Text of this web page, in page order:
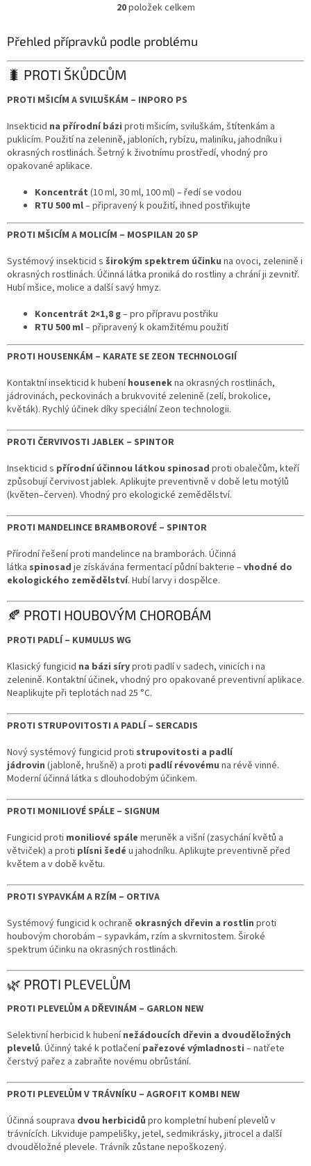
O
l
d
c
í
p
r
v
k
v
ý
p
i
s
20položek celkem
Přehled přípravků podle problému
🐛 PROTI ŠKŮDCŮM
PROTI MŠICÍM A SVILUŠKÁM – INPORO PS
Insekticid na přírodní bázi proti mšicím, sviluškám, štítenkám a
puklicím. Použití na zelenině, jabloních, rybízu, maliníku, jahodníku i
okrasných rostlinách. Šetrný k životnímu prostředí, vhodný pro
opakované aplikace.
Koncentrát (10 ml, 30 ml, 100 ml) – ředí se vodou
RTU 500 ml– připravený k použití, ihned postřikujte
PROTI MŠICÍM A MOLICÍM – MOSPILAN 20 SP
Systémový insekticid s širokým spektrem účinku na ovoci, zelenině i
okrasných rostlinách. Účinná látka proniká do rostliny a chrání ji zevnitř.
Hubí mšice, molice a další savý hmyz.
Koncentrát 2×1,8 g– pro přípravu postřiku
RTU 500 ml– připravený k okamžitému použití
PROTI HOUSENKÁM – KARATE SE ZEON TECHNOLOGIÍ
Kontaktní insekticid k hubení housenekna okrasných rostlinách,
jádrovinách, peckovinách a brukvovité zelenině (zelí, brokolice,
květák). Rychlý účinek díky speciální Zeon technologii.
PROTI ČERVIVOSTI JABLEK – SPINTOR
Insekticid s přírodní účinnou látkou spinosad proti obalečům, kteří
způsobují červivost jablek. Aplikujte preventivně v době letu motýlů
(květen–červen). Vhodný pro ekologické zemědělství.
PROTI MANDELINCE BRAMBOROVÉ – SPINTOR
Přírodní řešení proti mandelince na bramborách. Účinná
látka spinosad je získávána fermentací půdní bakterie –vhodné do
ekologického zemědělství. Hubí larvy i dospělce.
🍂 PROTI HOUBOVÝM CHOROBÁM
PROTI PADLÍ – KUMULUS WG
Klasický fungicid na bázi síryproti padlí v sadech, vinicích i na
zelenině. Kontaktní účinek, vhodný pro opakované preventivní aplikace.
Neaplikujte při teplotách nad 25 °C.
PROTI STRUPOVITOSTI A PADLÍ – SERCADIS
Nový systémový fungicid proti strupovitosti a padlí
jádrovin (jabloně, hrušně) a proti padlí révovému na révě vinné.
Moderní účinná látka s dlouhodobým účinkem.
PROTI MONILIOVÉ SPÁLE – SIGNUM
Fungicid proti moniliové spále meruněk a višní (zasychání květů a
větviček) a proti plísni šedé u jahodníku. Aplikujte preventivně před
květem a v době květu.
PROTI SYPAVKÁM A RZÍM – ORTIVA
Systémový fungicid k ochraně okrasných dřevin a rostlin proti
houbovým chorobám – sypavkám, rzím a skvrnitostem. Široké
spektrum účinku na okrasných rostlinách.
🌿 PROTI PLEVELŮM
PROTI PLEVELŮM A DŘEVINÁM – GARLON NEW
Selektivní herbicid k hubení nežádoucích dřevin a dvouděložných
plevelů. Účinný také k potlačení pařezové výmladnosti – natřete
čerstvý pařez a zabraňte novému obrůstání.
PROTI PLEVELŮM V TRÁVNÍKU – AGROFIT KOMBI NEW
Účinná souprava dvou herbicidů pro kompletní hubení plevelů v
trávnících. Likviduje pampelišky, jetel, sedmikrásky, jitrocel a další
dvouděložné plevele. Trávník zůstane nepoškozený.